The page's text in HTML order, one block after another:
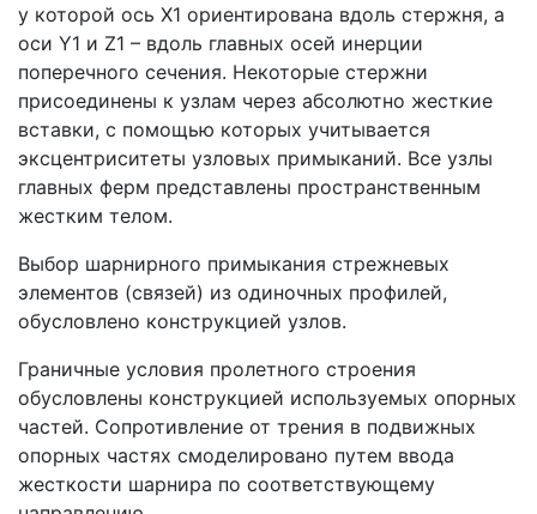
у которой ось X1 ориентирована вдоль стержня, а
оси Y1 и Z1 – вдоль главных осей инерции
поперечного сечения. Некоторые стержни
присоединены к узлам через абсолютно жесткие
вставки, с помощью которых учитывается
эксцентриситеты узловых примыканий. Все узлы
главных ферм представлены пространственным
жестким телом.
Выбор шарнирного примыкания стрежневых
элементов (связей) из одиночных профилей,
обусловлено конструкцией узлов.
Граничные условия пролетного строения
обусловлены конструкцией используемых опорных
частей. Сопротивление от трения в подвижных
опорных частях смоделировано путем ввода
жесткости шарнира по соответствующему